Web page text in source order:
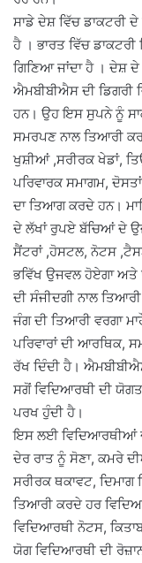
ਸਾਡੇ ਦੇਸ਼ ਵਿੱਚ ਡਾਕਟਰੀ
ਹੈ । ਭਾਰਤ ਵਿੱਚ
ਗਿਣਿਆ ਜਾਂਦਾ ਹੈ । ਦੇਸ਼
ਐਮਬੀਬੀਐਸ ਦੀ ਡਿਗਰੀ
ਹਨ। ਉਹ ਇਸ ਸੁਪਨੇ ਨੂੰ
ਸਮਰਪਣ ਨਾਲ ਤਿਆਰੀ
ਖੁਸ਼ੀਆਂ ,ਸਰੀਰਕ ਖੇਡਾਂ,
ਪਰਿਵਾਰਕ ਸਮਾਗਮ,
ਦਾ ਤਿਆਗ ਕਰਦੇ ਹਨ।
ਦੇ ਲੱਖਾਂ ਰੁਪਏ ਬੱਚਿਆਂ ਦੇ
ਸੈਂਟਰਾਂ ,ਹੋਸਟਲ, ਨੋਟਸ
ਭਵਿੱਖ ਉਜਵਲ ਹੋਏਗਾ ਅਤੇ
ਦੀ ਸੰਜੀਦਗੀ ਨਾਲ
ਜੰਗ ਦੀ ਤਿਆਰੀ ਵਰਗਾ
ਪਰਿਵਾਰਾਂ ਦੀ ਆਰਥਿਕ,
ਰੱਖ ਦਿੰਦੀ ਹੈ।
ਸਗੋਂ ਵਿਦਿਆਰਥੀ ਦੀ
ਪਰਖ ਹੁੰਦੀ ਹੈ।
ਇਸ ਲਈ ਵਿਦਿਆਰਥੀਆਂ
ਦੇਰ ਰਾਤ ਨੂੰ ਸੋਣਾ, ਕਮਰੇ
ਸਰੀਰਕ ਥਕਾਵਟ, ਦਿਮਾਗ
ਤਿਆਰੀ ਕਰਦੇ ਹਰ
ਵਿਦਿਆਰਥੀ ਨੋਟਸ,
ਯੋਗ ਵਿਦਿਆਰਥੀ ਦੀ